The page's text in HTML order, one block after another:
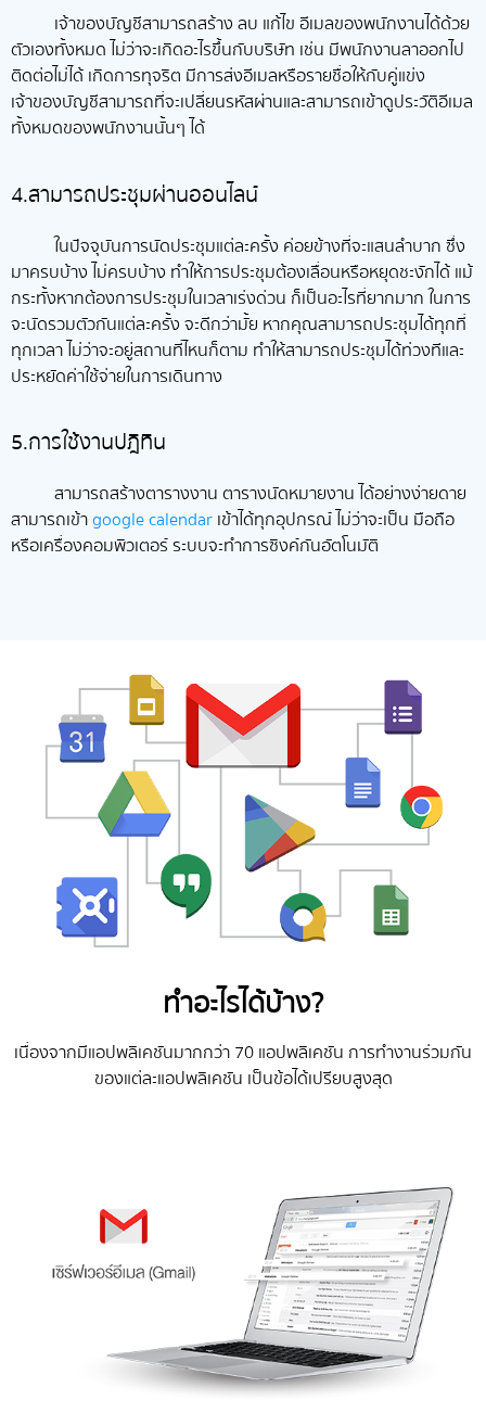
เจ้าของบัญชีสามารถสร้าง ลบ แก้ไข อีเมลของพนักงานได้ด้วย
ตัวเองทั้งหมด ไม่ว่าจะเกิดอะไรขึ้นกับบริษัท เช่น มีพนักงานลาออกไป
ติดต่อไม่ได้ เกิดการทุจริต มีการส่งอีเมลหรือรายชื่อให้กับคู่แข่ง
เจ้าของบัญชีสามารถที่จะเปลี่ยนรหัสผ่านและสามารถเข้าดูประวัติอีเมล
ทั้งหมดของพนักงานนั้นๆ ได้
4.สามารถประชุมผ่านออนไลน์
ในปัจจุบันการนัดประชุมแต่ละครั้ง ค่อยข้างที่จะแสนลำบาก ซึ่ง
มาครบบ้าง ไม่ครบบ้าง ทำให้การประชุมต้องเลื่อนหรือหยุดชะงักได้ แม้
กระทั้งหากต้องการประชุมในเวลาเร่งด่วน ก็เป็นอะไรที่ยากมาก ในการ
จะนัดรวมตัวกันแต่ละครั้ง จะดีกว่ามั้ย หากคุณสามารถประชุมได้ทุกที่
ทุกเวลา ไม่ว่าจะอยู่สถานที่ไหนก็ตาม ทำให้สามารถประชุมได้ท่วงทีและ
ประหยัดค่าใช้จ่ายในการเดินทาง
5.การใช้งานปฎิทิน
สามารถสร้างตารางงาน ตารางนัดหมายงาน ได้อย่างง่ายดาย
สามารถเข้าgoogle calendarเข้าได้ทุกอุปกรณ์ ไม่ว่าจะเป็น มือถือ
หรือเครื่องคอมพิวเตอร์ ระบบจะทำการซิงค์กันอัตโนมัติ
ทำอะไรได้บ้าง?
เนื่องจากมีแอปพลิเคชันมากกว่า 70 แอปพลิเคชัน การทำงานร่วมกัน
ของแต่ละแอปพลิเคชัน เป็นข้อได้เปรียบสูงสุด